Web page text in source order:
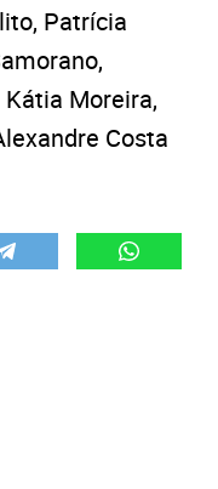
Patrícia
Moreira,
Costa